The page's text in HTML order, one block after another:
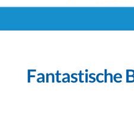
Fantastische